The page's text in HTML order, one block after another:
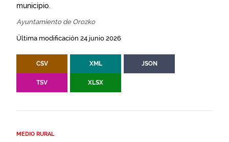
municipio.
Ayuntamiento de Orozko
Última modificación 24 junio 2026
CSV XML JSON
TSV XLSX
MEDIO RURAL